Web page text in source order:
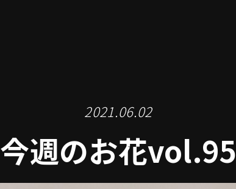
2021.06.02
今週のお花vol.95